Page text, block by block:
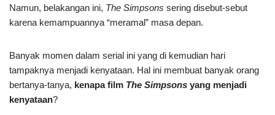
Namun, belakangan ini, The Simpsons sering disebut-sebut
karena kemampuannya “meramal” masa depan.
Banyak momen dalam serial ini yang di kemudian hari
tampaknya menjadi kenyataan. Hal ini membuat banyak orang
bertanya-tanya, kenapa film The Simpsons yang menjadi
kenyataan?